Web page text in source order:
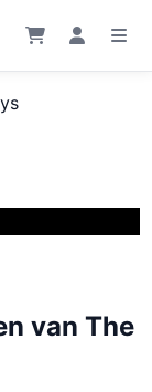
van The